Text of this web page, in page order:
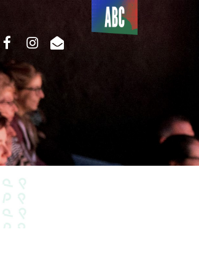
Du côté
de l’ABC
facebookinstagram
email